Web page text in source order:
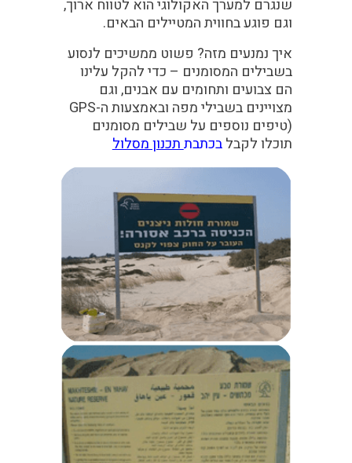
שנגרם למערך האקולוגי הוא לטווח ארוך,
וגם פוגע בחווית המטיילים הבאים.
איך נמנעים מזה? פשוט ממשיכים לנסוע
בשבילים המסומנים – כדי להקל עלינו
הם צבועים ותחומים עם אבנים, וגם
מצויינים בשבילי מפה ובאמצעות ה-GPS
(טיפים נוספים על שבילים מסומנים
תוכלו לקבלבכתבתתכנון מסלול